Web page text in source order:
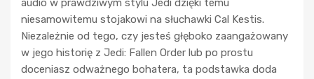
audio w prawdziwym stylu Jedi dzięki temu
niesamowitemu stojakowi na słuchawki Cal Kestis.
Niezależnie od tego, czy jesteś głęboko zaangażowany
w jego historię z Jedi: Fallen Order lub po prostu
doceniasz odważnego bohatera, ta podstawka doda